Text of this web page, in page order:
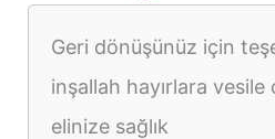
Geri dönüşünüz için
inşallah hayırlara vesile
elinize sağlık